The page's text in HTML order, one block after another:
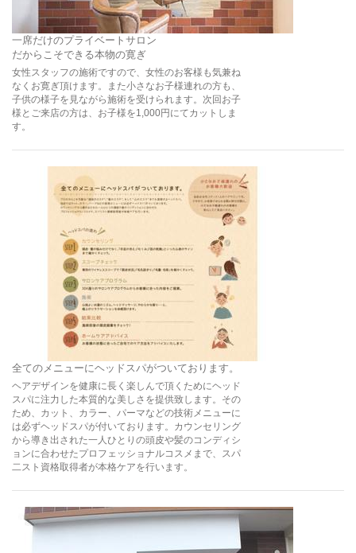
一席だけのプライベートサロン
だからこそできる本物の寛ぎ
女性スタッフの施術ですので、女性のお客様も気兼ね
なくお寛ぎ頂けます。また小さなお子様連れの方も、
子供の様子を見ながら施術を受けられます。次回お子
様とご来店の方は、お子様を1,000円にてカットしま
す。
全てのメニューにヘッドスパがついております。
ヘアデザインを健康に長く楽しんで頂くためにヘッド
スパに注力した本質的な美しさを提供致します。その
ため、カット、カラー、パーマなどの技術メニューに
は必ずヘッドスパが付いております。カウンセリング
から導き出された一人ひとりの頭皮や髪のコンディシ
ョンに合わせたプロフェッショナルコスメまで、スパ
二スト資格取得者が本格ケアを行います。